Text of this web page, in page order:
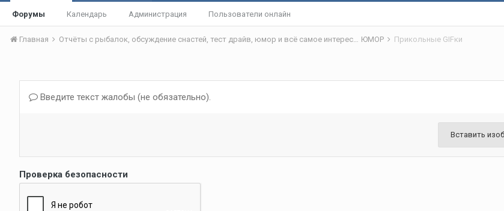
Форумы Календарь Администрация Пользователи онлайн
Главная Отчёты с рыбалок, обсуждение снастей, тест драйв, юмор и всё самое интересное ЮМОР Прикольные GIFки
Введите текст жалобы (не обязательно).
Вставить
Проверка безопасности